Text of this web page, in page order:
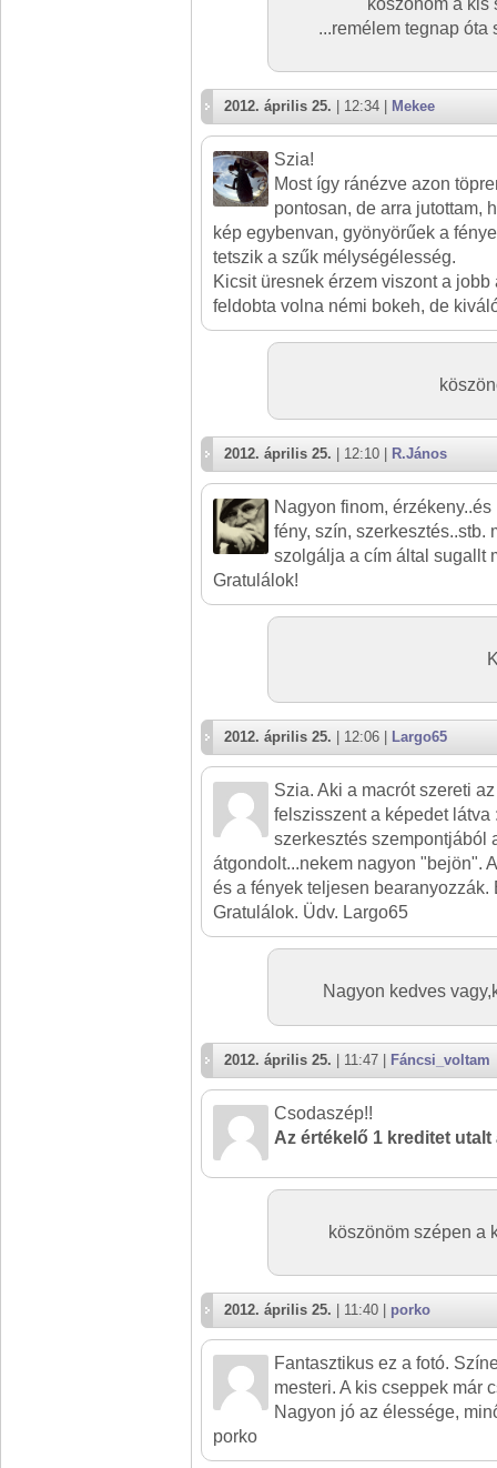
köszönöm a kis
...remélem tegnap óta
2012. április 25. | 12:34 | Mekee
Szia!
Most így ránézve azon
pontosan, de arra jutottam,
kép egybenvan, gyönyörűek a
tetszik a szűk mélységélesség.
Kicsit üresnek érzem viszont a jobb
feldobta volna némi bokeh, de
2012. április 25. | 12:10 | R.János
Nagyon finom,
fény, szín, szerkesztés..stb.
szolgálja a cím által sugallt
Gratulálok!
2012. április 25. | 12:06 | Largo65
Szia. Aki a macrót szereti
felszisszent a képedet látva
szerkesztés szempontjából
átgondolt...nekem nagyon "bejön".
és a fények teljesen bearanyozzák.
Gratulálok. Üdv. Largo65
Nagyon kedves
2012. április 25. | 11:47 | Fáncsi_voltam
Csodaszép!!
Az értékelő 1 kreditet
köszönöm szépen a
2012. április 25. | 11:40 | porko
Fantasztikus ez a fotó.
mesteri. A kis cseppek már
Nagyon jó az élessége,
porko